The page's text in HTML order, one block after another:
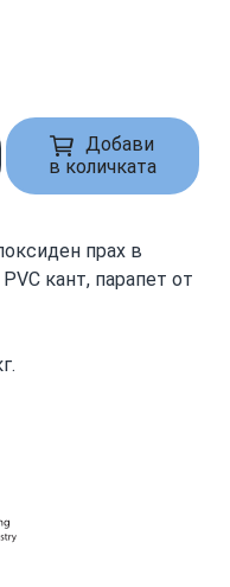
Добави
в количката
прах в
кант, парапет от